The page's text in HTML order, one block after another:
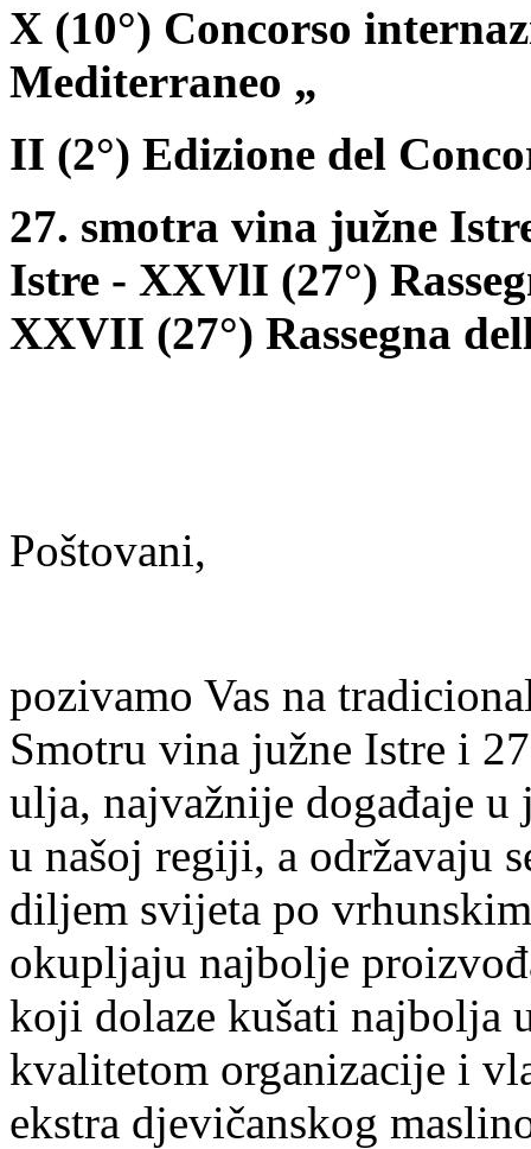
X (10°) Concorso
Mediterraneo „
II (2°) Edizione del
27. smotra vina južne
Istre - XXVlI (27°)
XXVII (27°) Rassegna
Poštovani,
pozivamo Vas na
Smotru vina južne Istre i
ulja, najvažnije događaje
u našoj regiji, a održavaju
diljem svijeta po
okupljaju najbolje
koji dolaze kušati najbolja
kvalitetom organizacije i
ekstra djevičanskog